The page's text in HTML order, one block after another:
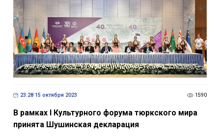
23:28 15 октября 2023 1590
В рамках I Культурного форума тюркского мира
принята Шушинская декларация